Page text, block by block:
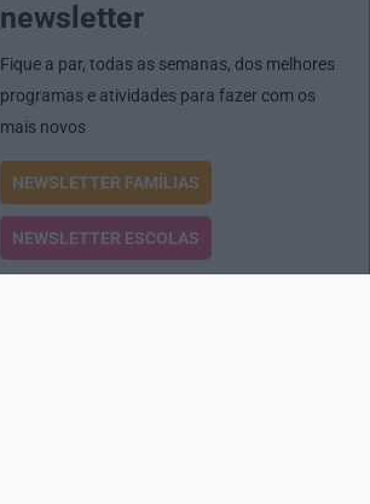
newsletter
Fique a par, todas as semanas, dos melhores
programas e atividades para fazer com os
mais novos
NEWSLETTER FAMÍLIAS
NEWSLETTER ESCOLAS